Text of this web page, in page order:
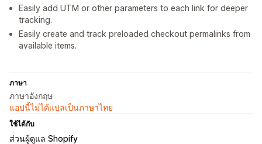
Easily add UTM or other parameters to each link for deeper
tracking.
Easily create and track preloaded checkout permalinks from
available items.
ภาษา
ภาษาอังกฤษ
แอปนี้ไม่ได้แปลเป็นภาษาไทย
ใช้ได้กับ
ส่วนผู้ดูแล Shopify